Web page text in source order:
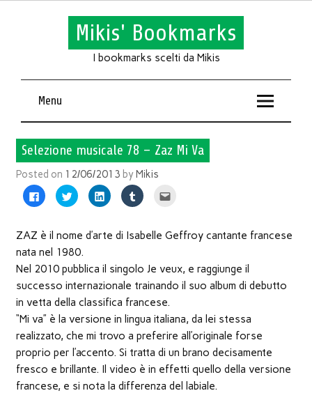
Mikis' Bookmarks
I bookmarks scelti da Mikis
Menu
Selezione musicale 78 – Zaz Mi Va
Posted on 12/06/2013 byMikis
Fai
clic
Facebook
apre
una
nuova
finestra)
Fai
clic
su
(Si
in
nuova
Fai
clic
su
in
nuova
Fai
clic
su
in
nuova
l'articolo
un
amico
(Si
nuova
finestra)
ZAZ è il nome d’arte di Isabelle Geffroy cantante francese
nata nel 1980.
Nel 2010 pubblica il singolo Je veux, e raggiunge il
successo internazionale trainando il suo album di debutto
in vetta della classifica francese.
“Mi va” è la versione in lingua italiana, da lei stessa
realizzato, che mi trovo a preferire all’originale forse
proprio per l’accento. Si tratta di un brano decisamente
fresco e brillante. Il video è in effetti quello della versione
francese, e si nota la differenza del labiale.